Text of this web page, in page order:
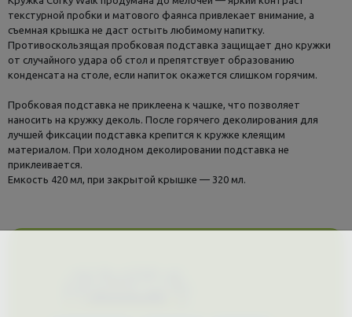
текстурной пробки и матового фаянса привлекает внимание, а
съемная крышка не даст остыть любимому напитку.
Противоскользящая пробковая подставка защищает дно кружки
от случайного удара об стол и препятствует образованию
конденсата на столе, если напиток окажется слишком горячим.
Пробковая подставка не приклеена к чашке, что позволяет
наносить на кружку деколь. После горячего деколирования для
лучшей фиксации подставка крепится к кружке клеящим
материалом. При холодном деколировании подставка не
приклеивается.
Емкость 420 мл, при закрытой крышке — 320 мл.